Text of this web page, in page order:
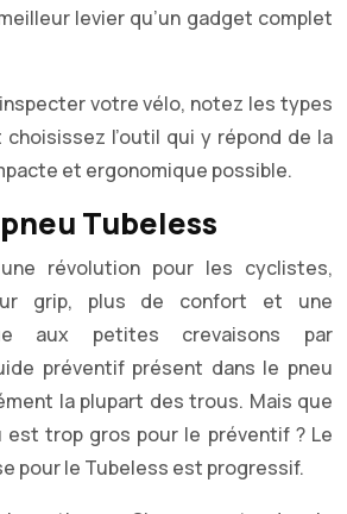
levier qu’un gadget complet
votre vélo, notez les types
l’outil qui y répond de la
et ergonomique possible.
Tubeless
révolution pour les cyclistes,
grip, plus de confort et une
aux petites crevaisons par
préventif présent dans le pneu
la plupart des trous. Mais que
trop gros pour le préventif ? Le
pour le Tubeless est progressif.